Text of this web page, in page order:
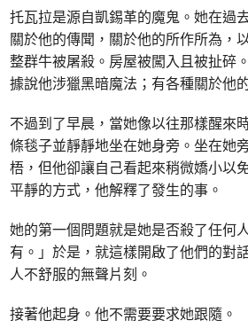
托瓦拉是源自凱錫革的魔鬼。她在過
關於他的傳聞，關於他的所作所為，
整群牛被屠殺。房屋被闖入且被扯碎
據說他涉獵黑暗魔法；有各種關於他
不過到了早晨，當她像以往那樣醒來
條毯子並靜靜地坐在她身旁。坐在她
梧，但他卻讓自己看起來稍微嬌小以
平靜的方式，他解釋了發生的事。
她的第一個問題就是她是否殺了任何
有。」於是，就這樣開啟了他們的對
人不舒服的無聲片刻。
接著他起身。他不需要要求她跟隨。